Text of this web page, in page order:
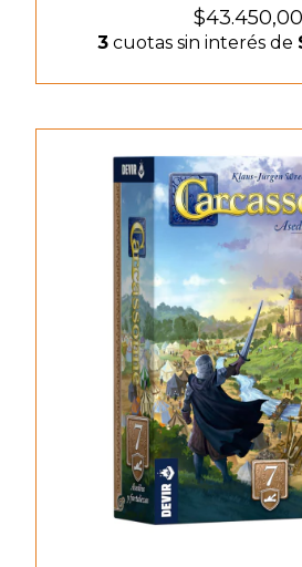
$43.450,00
3 cuotas sin interés de